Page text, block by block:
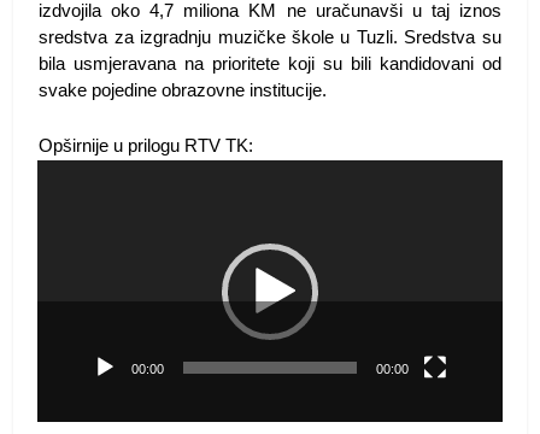
izdvojila oko 4,7 miliona KM ne uračunavši u taj iznos
sredstva za izgradnju muzičke škole u Tuzli. Sredstva su
bila usmjeravana na prioritete koji su bili kandidovani od
svake pojedine obrazovne institucije.
Opširnije u prilogu RTV TK:
00:00 00:00